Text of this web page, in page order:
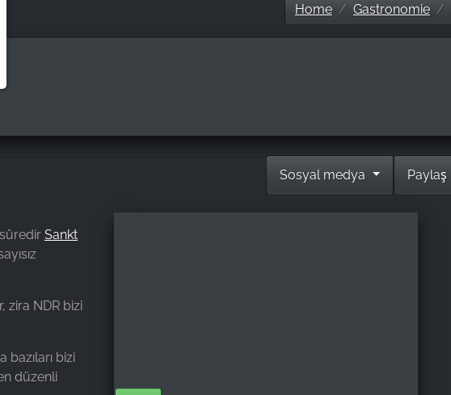
Home Gastronomie
Paylaş
Sosyal medya
Sankt
zira NDR bizi
bizi
düzenli